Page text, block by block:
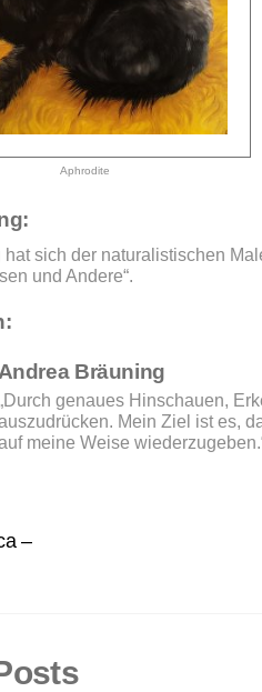
Aphrodite
sich der naturalistischen
und Andere“.
Andrea Bräuning
genaues Hinschauen,
Mein Ziel ist es,
meine Weise
–